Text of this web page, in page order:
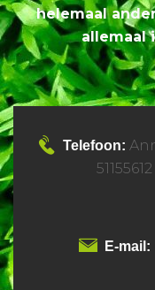
helemaal
allemaal
Telefoon:
E-mail: